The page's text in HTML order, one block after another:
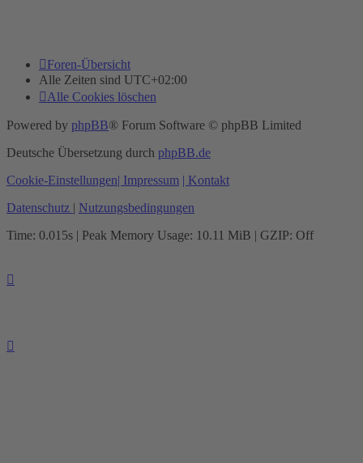
Foren-Übersicht
Alle Zeiten sind UTC+02:00
Alle Cookies löschen
Powered by phpBB® Forum Software © phpBB Limited
Deutsche Übersetzung durch phpBB.de
Cookie-Einstellungen| Impressum | Kontakt
Datenschutz | Nutzungsbedingungen
Time: 0.015s | Peak Memory Usage: 10.11 MiB | GZIP: Off